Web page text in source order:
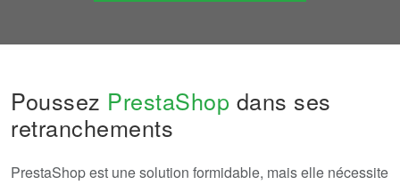
Poussez PrestaShop dans ses
retranchements
PrestaShop est une solution formidable, mais elle nécessite